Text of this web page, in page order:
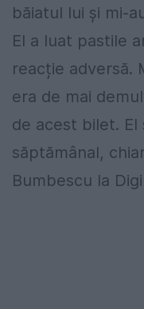
băiatul lui și mi-
El a luat pastile
reacție adversă.
era de mai
de acest bilet. El
săptămânal,
Bumbescu la